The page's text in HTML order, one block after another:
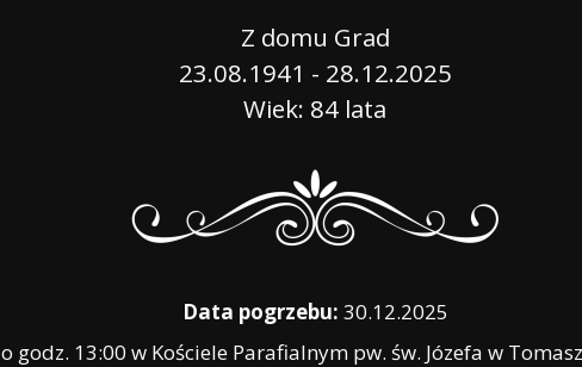
Z domu Grad
23.08.1941 - 28.12.2025
Wiek: 84 lata
Data pogrzebu: 30.12.2025
o godz. 13:00 w Kościele Parafialnym pw. św. Józefa w